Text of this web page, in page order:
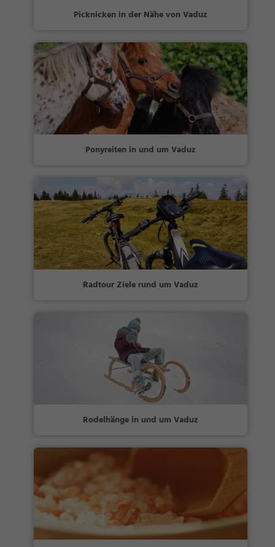
Picknicken in der Nähe von Vaduz
Ponyreiten in und um Vaduz
Radtour Ziele rund um Vaduz
Rodelhänge in und um Vaduz